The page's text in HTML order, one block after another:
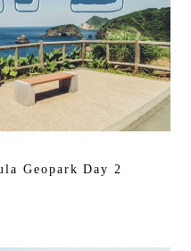
Geopark Day 2